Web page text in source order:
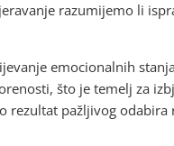
razumijemo li
emocionalnih
što je temelj za
rezultat pažljivog